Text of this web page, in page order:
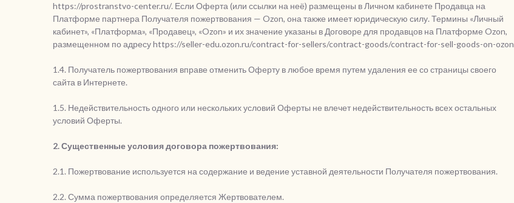
https://prostranstvo-center.ru/. Если Оферта (или ссылки на неё) размещены в Личном кабинете Продавца на
Платформе партнера Получателя пожертвования — Ozon, она также имеет юридическую силу. Термины «Личный
кабинет», «Платформа», «Продавец», «Ozon» и их значение указаны в Договоре для продавцов на Платформе Ozon,
размещенном по адресу https://seller-edu.ozon.ru/contract-for-sellers/contract-goods/contract-for-sell-goods-on-ozon
1.4. Получатель пожертвования вправе отменить Оферту в любое время путем удаления ее со страницы своего
сайта в Интернете.
1.5. Недействительность одного или нескольких условий Оферты не влечет недействительность всех остальных
условий Оферты.
2. Существенные условия договора пожертвования:
2.1. Пожертвование используется на содержание и ведение уставной деятельности Получателя пожертвования.
2.2. Сумма пожертвования определяется Жертвователем.